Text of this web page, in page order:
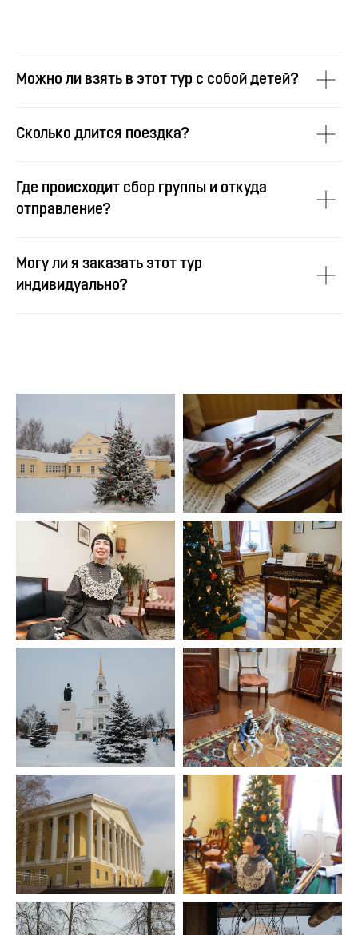
Можно ли взять в этот тур с собой детей?
Сколько длится поездка?
Где происходит сбор группы и откуда
отправление?
Могу ли я заказать этот тур
индивидуально?